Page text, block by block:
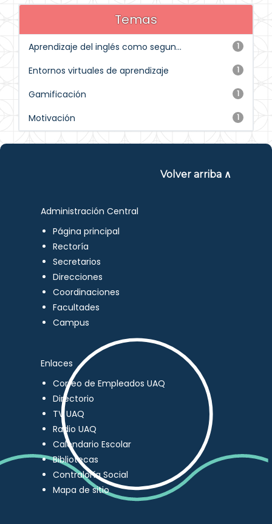
Temas
1
Aprendizaje del inglés como segun...
1
Entornos virtuales de aprendizaje
1
Gamificación
1
Motivación
Volver arriba ∧
Administración Central
Página principal
Rectoría
Secretarios
Direcciones
Coordinaciones
Facultades
Campus
Enlaces
Correo de Empleados UAQ
Directorio
TV UAQ
Radio UAQ
Calendario Escolar
Bibliotecas
Contraloría Social
Mapa de sitio